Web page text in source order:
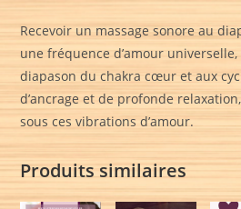
Recevoir un massage sonore au
une fréquence d’amour universelle,
diapason du chakra cœur et aux
d’ancrage et de profonde
sous ces vibrations d’amour.
Produits similaires